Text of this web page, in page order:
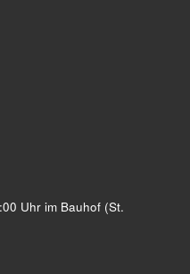
Uhr im Bauhof (St.